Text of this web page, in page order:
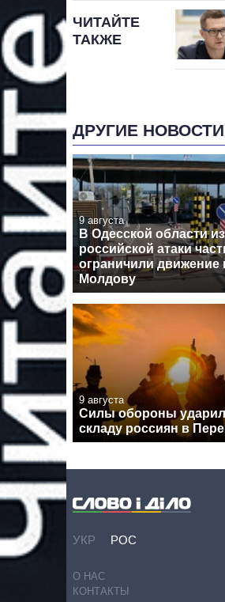
ЧИТАЙТЕ
ТАКЖЕ
ДРУГИЕ
9 августа
В Одесской области
российской атаки
ограничили движение
Молдову
9 августа
Силы обороны
складу россиян в
УКР РОС
О НАС
КОНТАКТЫ